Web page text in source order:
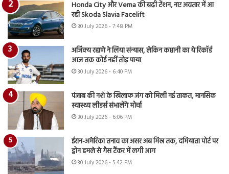
Honda City और Verna की बढ़ी टेंशन, नए अवतार में आ
रही Skoda Slavia Facelift
30 July 2026 - 7:48 PM
अजिंक्य रहाणे ने लिया संन्यास, लेकिन कप्तानी का ये रिकॉर्ड
आज तक कोई नहीं तोड़ पाया
30 July 2026 - 6:40 PM
पंजाब की नशे के खिलाफ जंग को मिली नई ताकत, मानसिक
स्वास्थ्य लीडर्स संभालेंगे मोर्चा
30 July 2026 - 6:06 PM
ईरान-अमेरिका तनाव का असर अब मिस्र तक, दमियाता पोर्ट पर
ड्रोन हमले से गैस टैंकर में लगी आग
30 July 2026 - 5:42 PM